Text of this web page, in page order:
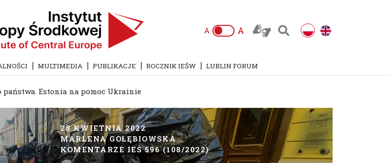
A A
MULTIMEDIA PUBLIKACJE ROCZNIK IEŚW LUBLIN FORUM
państwa. Estonia na pomoc Ukrainie
28 KWIETNIA 2022
MARLENA GOŁĘBIOWSKA
KOMENTARZE IEŚ 596 (108/2022)